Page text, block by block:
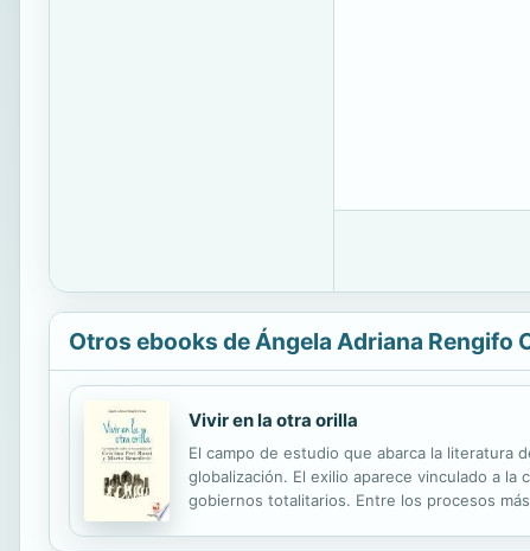
Otros ebooks de Ángela Adriana Rengifo
Vivir en la otra orilla
El campo de estudio que abarca la literatura
globalización. El exilio aparece vinculado a
gobiernos totalitarios. Entre los procesos